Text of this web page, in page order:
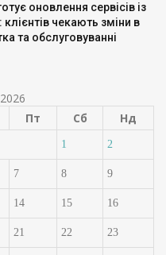
оновлення сервісів із
клієнтів чекають зміни в
та обслуговуванні
Пт Сб Нд
1 2
7 8 9
14 15 16
21 22 23